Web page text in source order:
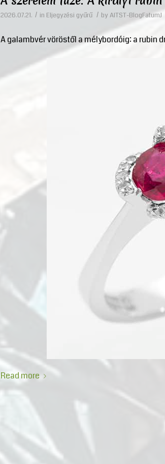
2026.07.21. / in Eljegyzési gyűrű / by AITST-BlogFatumJ
A galambvér vöröstől a mélybordóig: a rubin
Read more